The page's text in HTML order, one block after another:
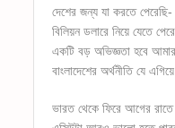
দেশের জন্য যা করতে
বিলিয়ন ডলারে নিয়ে যেতে
একটি বড় অভিজ্ঞতা হবে
বাংলাদেশের অর্থনীতি যে
ভারত থেকে ফিরে আগের রাতে